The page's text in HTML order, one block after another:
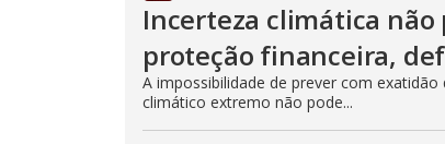
Incerteza climática não
proteção financeira,
A impossibilidade de prever com
climático extremo não pode...